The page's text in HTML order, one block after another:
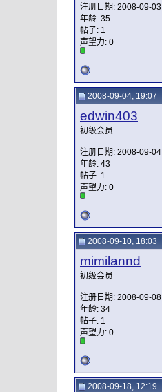
注册日期: 2008-09-03
年龄: 35
帖子: 1
声望力: 0
2008-09-04, 19:07
edwin403
初级会员
注册日期: 2008-09-04
年龄: 43
帖子: 1
声望力: 0
2008-09-10, 18:03
mimilannd
初级会员
注册日期: 2008-09-08
年龄: 34
帖子: 1
声望力: 0
2008-09-18, 12:19